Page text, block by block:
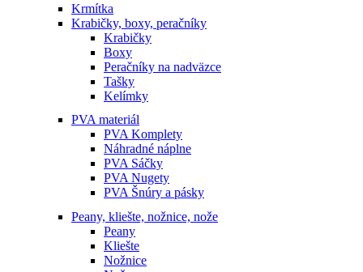
Krmítka
Krabičky, boxy, peračníky
Krabičky
Boxy
Peračníky na nadväzce
Tašky
Kelímky
PVA materiál
PVA Komplety
Náhradné náplne
PVA Sáčky
PVA Nugety
PVA Šnúry a pásky
Peany, kliešte, nožnice, nože
Peany
Kliešte
Nožnice